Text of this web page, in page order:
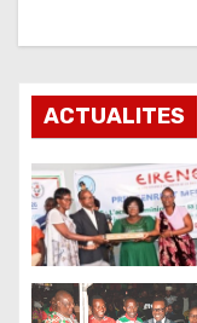
ACTUALITES